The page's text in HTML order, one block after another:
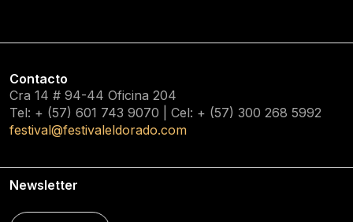
Contacto
Cra 14 # 94-44 Oficina 204
Tel: + (57) 601 743 9070 | Cel: + (57) 300 268 5992
festival@festivaleldorado.com
Newsletter